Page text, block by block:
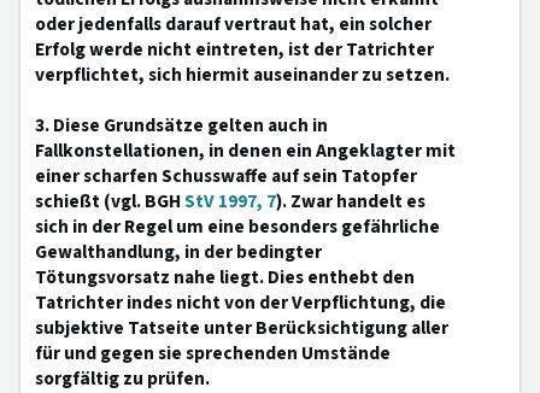
oder jedenfalls darauf vertraut hat, ein solcher
Erfolg werde nicht eintreten, ist der Tatrichter
verpflichtet, sich hiermit auseinander zu setzen.
3. Diese Grundsätze gelten auch in
Fallkonstellationen, in denen ein Angeklagter mit
einer scharfen Schusswaffe auf sein Tatopfer
schießt (vgl. BGHStV 1997, 7). Zwar handelt es
sich in der Regel um eine besonders gefährliche
Gewalthandlung, in der bedingter
Tötungsvorsatz nahe liegt. Dies enthebt den
Tatrichter indes nicht von der Verpflichtung, die
subjektive Tatseite unter Berücksichtigung aller
für und gegen sie sprechenden Umstände
sorgfältig zu prüfen.